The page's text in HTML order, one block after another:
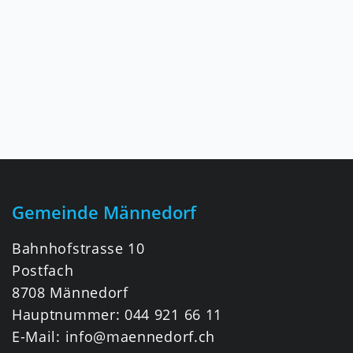
Fusszeile
Gemeinde Männedorf
Bahnhofstrasse 10
Postfach
8708 Männedorf
Hauptnummer: 044 921 66 11
E-Mail: info@maennedorf.ch